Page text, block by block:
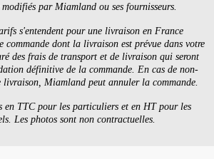
par Miamland ou ses fournisseurs.
s'entendent pour une livraison en France
commande dont la livraison est prévue dans votre
des frais de transport et de livraison qui seront
définitive de la commande. En cas de non-
livraison, Miamland peut annuler la commande.
en TTC pour les particuliers et en HT pour les
Les photos sont non contractuelles.